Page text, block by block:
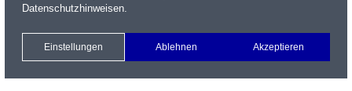
Xetra Realtime
Watchlist Portfolio Login
Datenschutzhinweisen.
Einstellungen Ablehnen Akzeptieren